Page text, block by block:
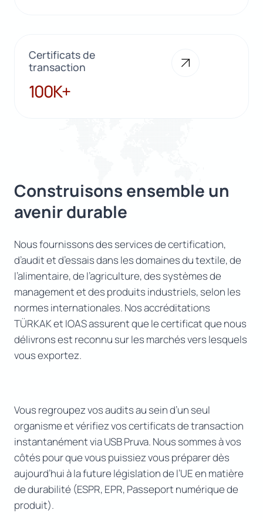
Certificats de
transaction
100K+
100K+
Construisons ensemble un
avenir durable
Nous fournissons des services de certification,
d’audit et d’essais dans les domaines du textile, de
l’alimentaire, de l’agriculture, des systèmes de
management et des produits industriels, selon les
normes internationales. Nos accréditations
TÜRKAK et IOAS assurent que le certificat que nous
délivrons est reconnu sur les marchés vers lesquels
vous exportez.
Vous regroupez vos audits au sein d’un seul
organisme et vérifiez vos certificats de transaction
instantanément via USB Pruva. Nous sommes à vos
côtés pour que vous puissiez vous préparer dès
aujourd’hui à la future législation de l’UE en matière
de durabilité (ESPR, EPR, Passeport numérique de
produit).